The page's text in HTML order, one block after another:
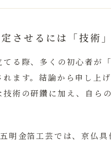
させるには「技術
る際、多くの初心者が
ます。結論から申し上げ
技術の研鑽に加え、自ら
明金箔工芸では、京仏